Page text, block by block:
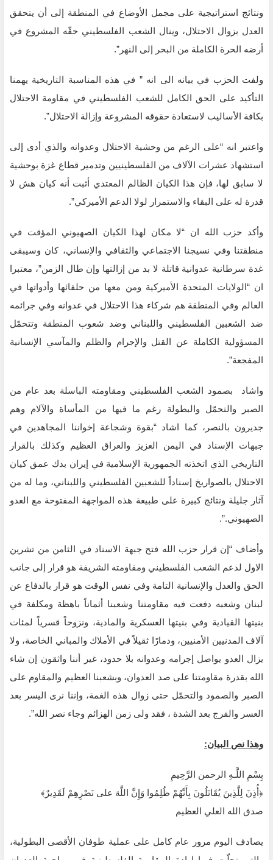
ونتائج استراتيجية على مجمل الأوضاع في المنطقة إلى أن يتحقق
العدل بزوال ‏الاحتلال، وينال الشعب الفلسطيني حقّه المشروع في
أرضه الحرة الكاملة من البحر إلى النهر”.
ولفت الحزب في بيانه الى انه ” في هذه المناسبة التاريخية يهمنا
التأكيد على الحق الكامل للشعب الفلسطيني في مقاومة الاحتلال
بكافة الأساليب لاستعادة حقوقه المشروعة وإزالة الاحتلال”.
واعتبر انه “على الرغم من وحشية الاحتلال وعدوانه والذي أدى إلى
استشهاد عشرات الآلاف من الفلسطينيين وتدمير قطاع ‏غزة بوحشية
لا سابق لها، فإن هذا الكيان الظالم المعتدي أثبت أنه كيان هش لا
قدرة له على البقاء والاستمرار لولا ‏الدعم الأميركي”.
‏وأكد حزب الله ان “لا مكان لهذا الكيان الصهيوني المؤقت في
منطقتنا وفي نسيجنا الاجتماعي والثقافي والإنساني، كان وسيبقى
غدة ‏سرطانية عدوانية قاتلة لا بد من إزالتها وإن طال الزمن”، معتبرا
ان “الولايات المتحدة الأميركية ومن معها من حلفائها وأدواتها في
العالم وفي المنطقة هم شركاء هذا الاحتلال في ‏عدوانه وفي جرائمه
ضد الشعبين الفلسطيني واللبناني وضد شعوب المنطقة وتتحمّل
المسؤولية الكاملة عن القتل ‏والإجرام والظلم والمآسي الإنسانية
المفجعة”.
واشاد بصمود الشعب الفلسطيني ومقاومته الباسلة بعد عام من
الصبر والتحمّل والبطولة رغم ما فيها من المأساة ‏والآلام وهم
جديرون بالنصر، كما اشاد “بقوة وشجاعة إخواننا المجاهدين في
جبهات الإسناد في اليمن العزيز والعراق العظيم وكذلك بالقرار
التاريخي ‏الذي اتخذته الجمهورية الإسلامية في إيران بدك عمق كيان
الاحتلال بالصواريخ إسناداً للشعبين الفلسطيني واللبناني، ‏وما له من
آثار جليلة ونتائج كبيرة على طبيعة هذه المواجهة المفتوحة مع العدو
الصهيوني.”.
‏وأضاف “إن قرار حزب الله فتح جبهة الاسناد في الثامن من تشرين
الاول لدعم الشعب الفلسطيني ومقاومته الشريفة هو قرار إلى ‏جانب
الحق والعدل والإنسانية التامة وفي نفس الوقت هو قرار بالدفاع عن
لبنان وشعبه دفعت فيه مقاومتنا وشعبنا أثماناً ‏باهظة ومكلفة في
بنيتها القيادية وفي بنيتها العسكرية والمادية، ونزوحاً قسرياً لمئات
آلاف المدنيين الأمنيين، ودمارًا ‏ثقيلاً في الأملاك والمباني الخاصة، ولا
يزال العدو يواصل إجرامه وعدوانه بلا حدود، غير أننا واثقون إن شاء
الله ‏بقدرة مقاومتنا على صد العدوان، وبشعبنا العظيم والمقاوم على
الصبر والصمود والتحمّل حتى زوال هذه الغمة، وإننا ‏نرى اليسر بعد
العسر والفرج بعد الشدة ، فقد ولى زمن الهزائم وجاء نصر الله”.
وهذا نص البيان:
بِسْمِ اللَّـهِ الرحمن الرَّحِيمِ
‏﴿أُذِنَ لِلَّذِينَ يُقَاتَلُونَ بِأَنَّهُمْ ظُلِمُوا وَإِنَّ اللَّهَ على نَصْرِهِمْ لَقَدِيرٌ﴾‏
صدق الله العلي العظيم
يصادف اليوم مرور عام كامل على عملية طوفان الأقصى البطولية،